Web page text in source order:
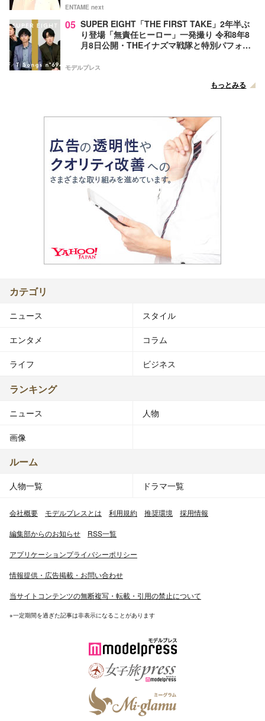
ENTAME next
05 SUPER EIGHT「THE FIRST TAKE」2年半ぶ
り登場「無責任ヒーロー」一発撮り 令和8年8
月8日公開・THEイナズマ戦隊と特別パフォー
モデルプレス
もっとみる
カテゴリ
ニュース スタイル
エンタメ コラム
ライフ ビジネス
ランキング
ニュース 人物
画像
ルーム
人物一覧 ドラマ一覧
会社概要 モデルプレスとは 利用規約 推奨環境 採用情報
編集部からのお知らせ RSS一覧
アプリケーションプライバシーポリシー
情報提供・広告掲載・お問い合わせ
当サイトコンテンツの無断複写・転載・引用の禁止について
※一定期間を過ぎた記事は非表示になることがあります